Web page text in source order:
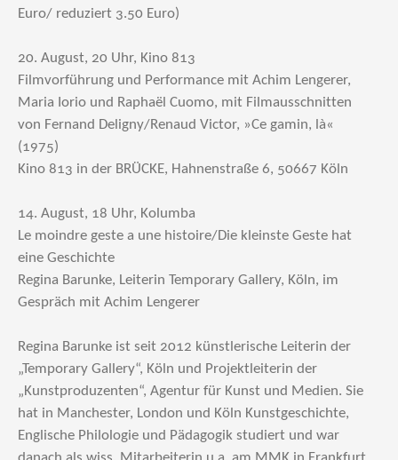
Euro/ reduziert 3.50 Euro)
20. August, 20 Uhr, Kino 813
Filmvorführung und Performance mit Achim Lengerer,
Maria Iorio und Raphaël Cuomo, mit Filmausschnitten
von Fernand Deligny/Renaud Victor, »Ce gamin, là«
(1975)
Kino 813 in der BRÜCKE, Hahnenstraße 6, 50667 Köln
14. August, 18 Uhr, Kolumba
Le moindre geste a une histoire/Die kleinste Geste hat
eine Geschichte
Regina Barunke, Leiterin Temporary Gallery, Köln, im
Gespräch mit Achim Lengerer
Regina Barunke ist seit 2012 künstlerische Leiterin der
„Temporary Gallery“, Köln und Projektleiterin der
„Kunstproduzenten“, Agentur für Kunst und Medien. Sie
hat in Manchester, London und Köln Kunstgeschichte,
Englische Philologie und Pädagogik studiert und war